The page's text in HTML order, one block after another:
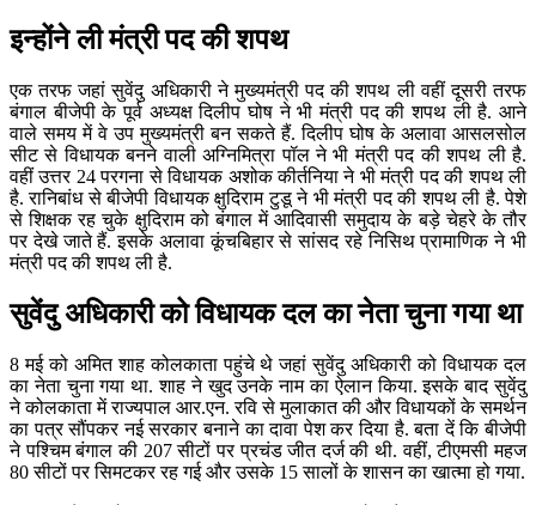
इन्होंने ली मंत्री पद की शपथ
एक तरफ जहां सुवेंदु अधिकारी ने मुख्यमंत्री पद की शपथ ली वहीं दूसरी तरफ
बंगाल बीजेपी के पूर्व अध्यक्ष दिलीप घोष ने भी मंत्री पद की शपथ ली है. आने
वाले समय में वे उप मुख्यमंत्री बन सकते हैं. दिलीप घोष के अलावा आसलसोल
सीट से विधायक बनने वाली अग्निमित्रा पॉल ने भी मंत्री पद की शपथ ली है.
वहीं उत्तर 24 परगना से विधायक अशोक कीर्तनिया ने भी मंत्री पद की शपथ ली
है. रानिबांध से बीजेपी विधायक क्षुदिराम टुडू ने भी मंत्री पद की शपथ ली है. पेशे
से शिक्षक रह चुके क्षुदिराम को बंगाल में आदिवासी समुदाय के बड़े चेहरे के तौर
पर देखे जाते हैं. इसके अलावा कूंचबिहार से सांसद रहे निसिथ प्रामाणिक ने भी
मंत्री पद की शपथ ली है.
सुवेंदु अधिकारी को विधायक दल का नेता चुना गया था
8 मई को अमित शाह कोलकाता पहुंचे थे जहां सुवेंदु अधिकारी को विधायक दल
का नेता चुना गया था. शाह ने खुद उनके नाम का ऐलान किया. इसके बाद सुवेंदु
ने कोलकाता में राज्यपाल आर.एन. रवि से मुलाकात की और विधायकों के समर्थन
का पत्र सौंपकर नई सरकार बनाने का दावा पेश कर दिया है. बता दें कि बीजेपी
ने पश्चिम बंगाल की 207 सीटों पर प्रचंड जीत दर्ज की थी. वहीं, टीएमसी महज
80 सीटों पर सिमटकर रह गई और उसके 15 सालों के शासन का खात्मा हो गया.